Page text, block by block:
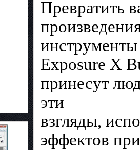
Превратить
инструменты
Exposure X
принесут
эти
взгляды,
эффектов